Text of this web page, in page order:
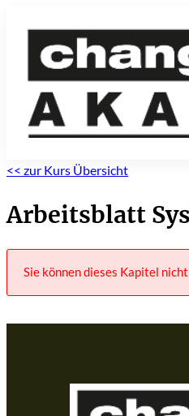
<< zur Kurs Übersicht
Arbeitsblatt
Sie können dieses Kapitel